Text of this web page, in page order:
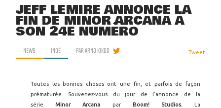
JEFF LEMIRE ANNONCE LA
FIN DE MINOR ARCANA À
SON 24E NUMÉRO
NEWS INDÉ PARARNO KIKOO Tweet
Toutes les bonnes choses ont une fin, et parfois de façon
prématurée. Souvenez-vous du jour de l'annonce de la
sérieMinor Arcana par Boom! Studios. La